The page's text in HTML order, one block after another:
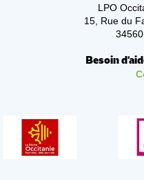
LPO
15, Rue du
Besoin